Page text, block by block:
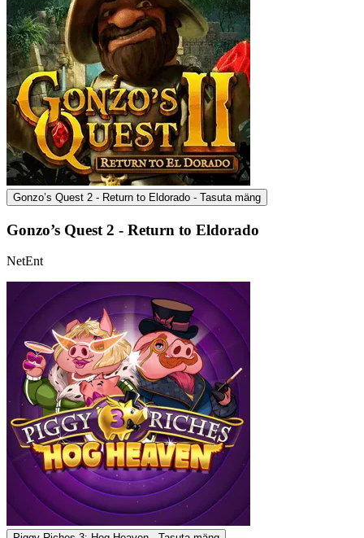
Gonzo’s Quest 2 - Return to Eldorado - Tasuta mäng
Gonzo’s Quest 2 - Return to Eldorado
NetEnt